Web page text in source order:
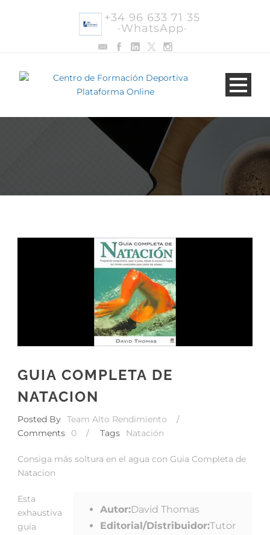
+34 96 633 71 35
·WhatsApp·
GUIA COMPLETA DE
NATACION
Posted By Team Alto Rendimiento
/
Comments
0 / Tags Natación
Consiga más soltura en el agua con Guia Completa de
Natacion
Autor:David Thomas
Editorial/Distribuidor:Tutor
Esta
exhaustiva
guía